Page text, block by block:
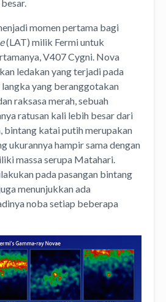
momen pertama bagi
(LAT) milik Fermi untuk
V407 Cygni. Nova
ledakan yang terjadi pada
yang beranggotakan
raksasa merah, sebuah
ratusan kali lebih besar dari
bintang katai putih merupakan
ukurannya hampir sama dengan
massa serupa Matahari.
pada pasangan bintang
menunjukkan ada
noba setiap beberapa